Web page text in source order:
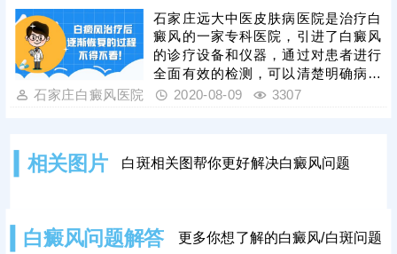
富的医生，还有着较为完善的诊疗设
备，在为患者进行治疗身体上的白斑
前，能够科学、准确的了解到患者身
体上白斑的病因、病情，并为其制定
出针对性的治疗方案，去按照一人一
方、一人一剂量的治疗方式去进行针
石家庄远大中医皮肤病医院是治疗白
癜风的一家专科医院，引进了白癜风
的诊疗设备和仪器，通过对患者进行
全面有效的检测，可以清楚明确病因
病情，根据检查的结果，我们的医生
石家庄白癜风医院 2020-08-09 3307
相关图片 白斑相关图帮你更好解决白癜风问题
白癜风问题解答 更多你想了解的白癜风/白斑问题